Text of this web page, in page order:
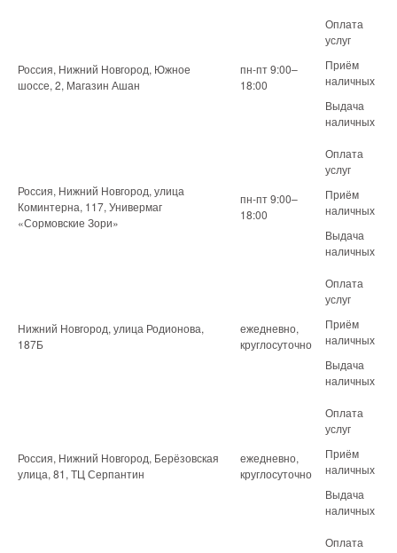
Россия, Нижний Новгород, Южное
шоссе, 2, Магазин Ашан
пн-пт 9:00–
18:00
Оплата
услуг
Приём
наличных
Выдача
наличных
Россия, Нижний Новгород, улица
Коминтерна, 117, Универмаг
«Сормовские Зори»
пн-пт 9:00–
18:00
Оплата
услуг
Приём
наличных
Выдача
наличных
Нижний Новгород, улица Родионова,
187Б
ежедневно,
круглосуточно
Оплата
услуг
Приём
наличных
Выдача
наличных
Россия, Нижний Новгород, Берёзовская
улица, 81, ТЦ Серпантин
ежедневно,
круглосуточно
Оплата
услуг
Приём
наличных
Выдача
наличных
Оплата